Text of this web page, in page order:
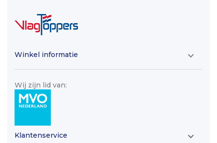
Winkel informatie 
Wij zijn lid van:
Klantenservice 